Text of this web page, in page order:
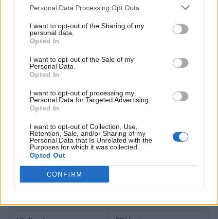
Personal Data Processing Opt Outs
I want to opt-out of the Sharing of my
personal data.
Opted In
I want to opt-out of the Sale of my
Personal Data.
Opted In
I want to opt-out of processing my
Personal Data for Targeted Advertising.
Opted In
I want to opt-out of Collection, Use,
Retention, Sale, and/or Sharing of my
Personal Data that Is Unrelated with the
Purposes for which it was collected.
Opted Out
CONFIRM
cilinder
4
Boring diameter 84 mm
Compressieverhouding
Andere gegevens
Gewicht 1535 kg
Aantal deuren
aantal zitplaatsen